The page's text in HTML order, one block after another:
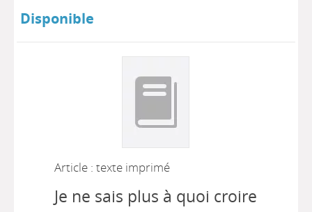
Disponible
Article : texte imprimé
Je ne sais plus à quoi croire